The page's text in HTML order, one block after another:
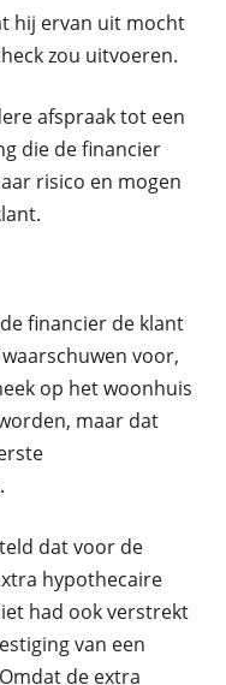
hij ervan uit mocht
zou uitvoeren.
afspraak tot een
die de financier
risico en mogen
financier de klant
voor,
op het woonhuis
maar dat
dat voor de
hypothecaire
had ook verstrekt
van een
de extra